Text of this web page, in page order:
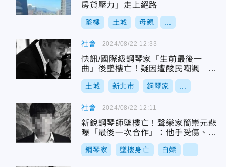
房貸壓力」走上絕路
墜樓 土城 母親
社會
快訊/國際級鋼琴家「生前最後一
曲」後墜樓亡！疑因遭酸民嘲諷
警：已截圖
土城 新北市 鋼琴家
2024/08/22 12:33
社會
新銳鋼琴師墜樓亡！聲樂家簡崇元悲
曝「最後一次合作」：他手受傷、生
活很苦
鋼琴家 墜樓身亡 白嫖
2024/08/22 12:11